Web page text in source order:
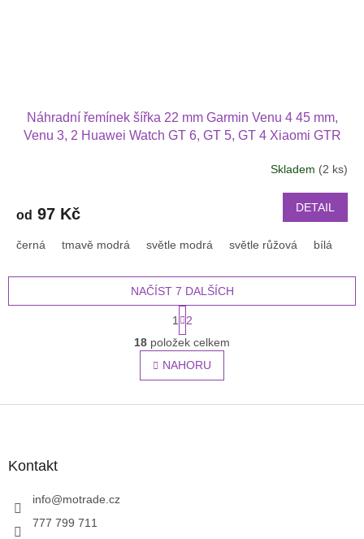
Náhradní řemínek šířka 22 mm Garmin Venu 4 45 mm,
Venu 3, 2 Huawei Watch GT 6, GT 5, GT 4 Xiaomi GTR
Skladem (2 ks)
od 97 Kč DETAIL
černá tmavě modrá světle modrá světle růžová bílá
O
v
l
á
NAČÍST 7 DALŠÍCH
t
r
á
n
k
v
1
2
18 položek celkem
NAHORU
Kontakt
info@motrade.cz
777 799 711